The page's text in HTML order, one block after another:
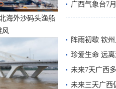
海外沙码头渔船
风
预警
广西气象台7
阵雨初歇 钦
珍爱生命 远
未来7天广西
未来三天广西